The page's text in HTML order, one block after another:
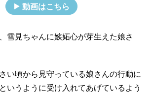
動画はこちら
雪見ちゃんに嫉妬心が芽生えた娘さ
い頃から見守っている娘さんの行動に
いうように受け入れてあげているよう